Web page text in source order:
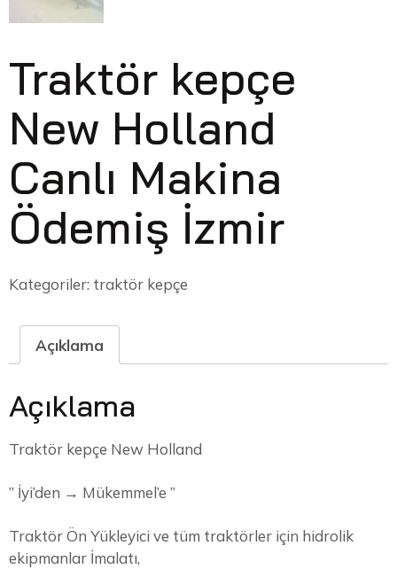
Traktör kepçe
New Holland
Canlı Makina
Ödemiş İzmir
Kategoriler: traktör kepçe
Açıklama
Açıklama
Traktör kepçe New Holland
” İyi’den → Mükemmel’e ”
Traktör Ön Yükleyici ve tüm traktörler için hidrolik
ekipmanlar İmalatı,